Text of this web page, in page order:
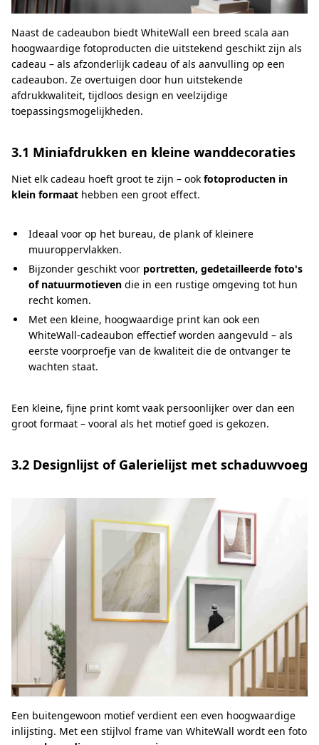
Naast de cadeaubon biedt WhiteWall een breed scala aan
hoogwaardige fotoproducten die uitstekend geschikt zijn als
cadeau – als afzonderlijk cadeau of als aanvulling op een
cadeaubon. Ze overtuigen door hun uitstekende
afdrukkwaliteit, tijdloos design en veelzijdige
toepassingsmogelijkheden.
3.1 Miniafdrukken en kleine wanddecoraties
Niet elk cadeau hoeft groot te zijn – ook fotoproducten in
klein formaat hebben een groot effect.
Ideaal voor op het bureau, de plank of kleinere
muuroppervlakken.
Bijzonder geschikt voor portretten, gedetailleerde foto's
of natuurmotieven die in een rustige omgeving tot hun
recht komen.
Met een kleine, hoogwaardige print kan ook een
WhiteWall-cadeaubon effectief worden aangevuld – als
eerste voorproefje van de kwaliteit die de ontvanger te
wachten staat.
Een kleine, fijne print komt vaak persoonlijker over dan een
groot formaat – vooral als het motief goed is gekozen.
3.2 Designlijst of Galerielijst met schaduwvoeg
Een buitengewoon motief verdient een even hoogwaardige
inlijsting. Met een stijlvol frame van WhiteWall wordt een foto